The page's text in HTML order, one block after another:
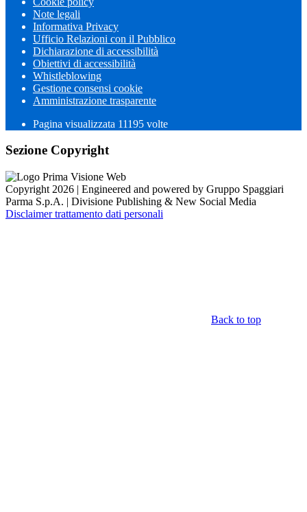
Note legali
Informativa Privacy
Ufficio Relazioni con il Pubblico
Dichiarazione di accessibilità
Obiettivi di accessibilità
Whistleblowing
Gestione consensi cookie
Amministrazione trasparente
Pagina visualizzata 11195 volte
Sezione Copyright
Copyright 2026 | Engineered and powered by Gruppo Spaggiari
Parma S.p.A. | Divisione Publishing & New Social Media
Disclaimer trattamento dati personali
Back to top